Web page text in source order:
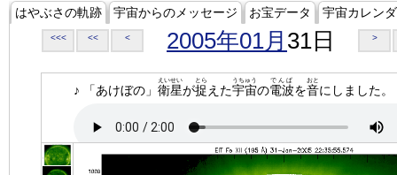
はやぶさの軌跡 宇宙からのメッセージ お宝データ 宇宙カレン
<<< << < 2005年01月 31日 >
♪ 「あけぼの」 衛星
えいせい
が捉
とら
えた宇宙
うちゅう
の電波
でんぱ
を音
おと
にしました。